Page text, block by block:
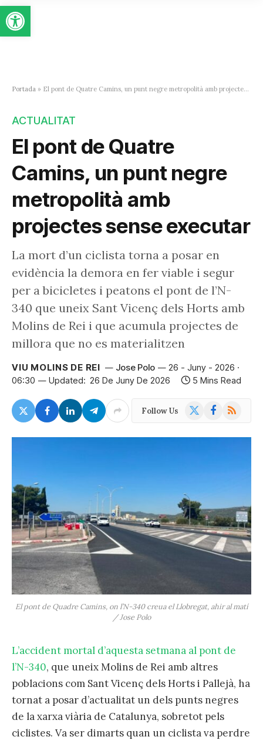
Obre la barra d'eines
Portada » El pont de Quatre Camins, un punt negre metropolità amb projectes sense executar
ACTUALITAT
El pont de Quatre
Camins, un punt negre
metropolità amb
projectes sense executar
La mort d’un ciclista torna a posar en
evidència la demora en fer viable i segur
per a bicicletes i peatons el pont de l’N-
340 que uneix Sant Vicenç dels Horts amb
Molins de Rei i que acumula projectes de
millora que no es materialitzen
VIU MOLINS DE REI Jose Polo
26 - Juny - 2026 ·
06:30
Updated: 26 De Juny De 2026 5 Mins Read
Follow Us Facebook
RSS
El pont de Quadre Camins, on l’N-340 creua el Llobregat, ahir al matí
/ Jose Polo
L’accident mortal d’aquesta setmana al pont de
l’N-340, que uneix Molins de Rei amb altres
poblacions com Sant Vicenç dels Horts i Pallejà, ha
tornat a posar d’actualitat un dels punts negres
de la xarxa viària de Catalunya, sobretot pels
ciclistes. Va ser dimarts quan un ciclista va perdre